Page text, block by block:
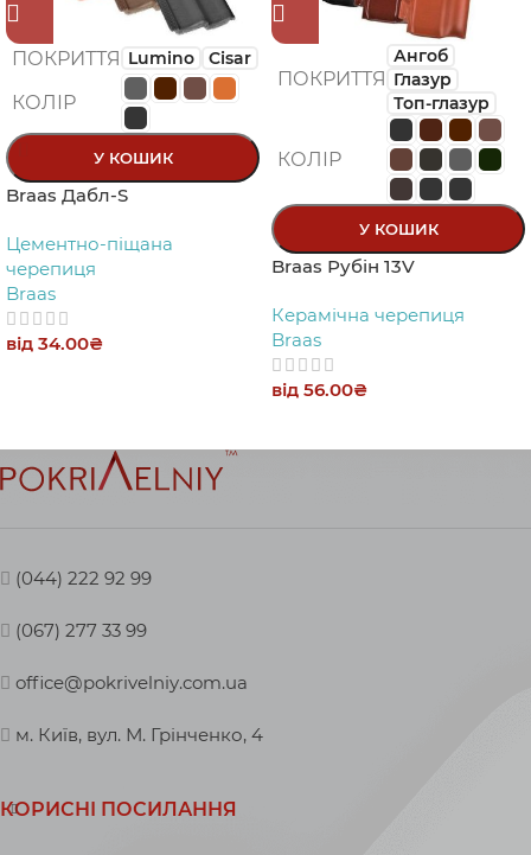
ПОКРИТТЯ Lumino Cіsar
КОЛІР
У КОШИК
Braas Дабл-S
Цементно-піщана
черепиця
Braas
від 34.00₴
ПОКРИТТЯ
Ангоб
Глазур
Топ-глазур
КОЛІР
У КОШИК
Braas Рубін 13V
Керамічна черепиця
Braas
від 56.00₴
(044) 222 92 99
(067) 277 33 99
office@pokrivelniy.com.ua
м. Київ, вул. М. Грінченко, 4
КОРИСНІ ПОСИЛАННЯ